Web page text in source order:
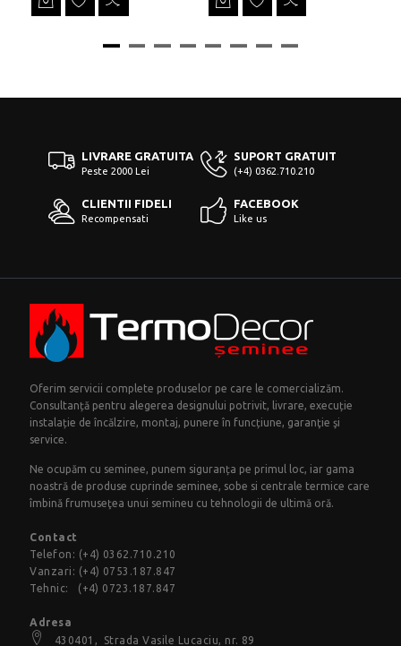
LIVRARE GRATUITA
Peste 2000 Lei
SUPORT GRATUIT
(+4) 0362.710.210
CLIENTII FIDELI
Recompensati
FACEBOOK
Like us
Oferim servicii complete produselor pe care le comercializăm.
Consultanță pentru alegerea designului potrivit, livrare, execuție
instalație de încălzire, montaj, punere în funcțiune, garanţie şi
service.
Ne ocupăm cu seminee, punem siguranța pe primul loc, iar gama
noastră de produse cuprinde seminee, sobe si centrale termice care
îmbină frumuseţea unui semineu cu tehnologii de ultimă oră.
Contact
Telefon: (+4) 0362.710.210
Vanzari: (+4) 0753.187.847
Tehnic:
(+4) 0723.187.847
Adresa
430401, Strada Vasile Lucaciu, nr. 89